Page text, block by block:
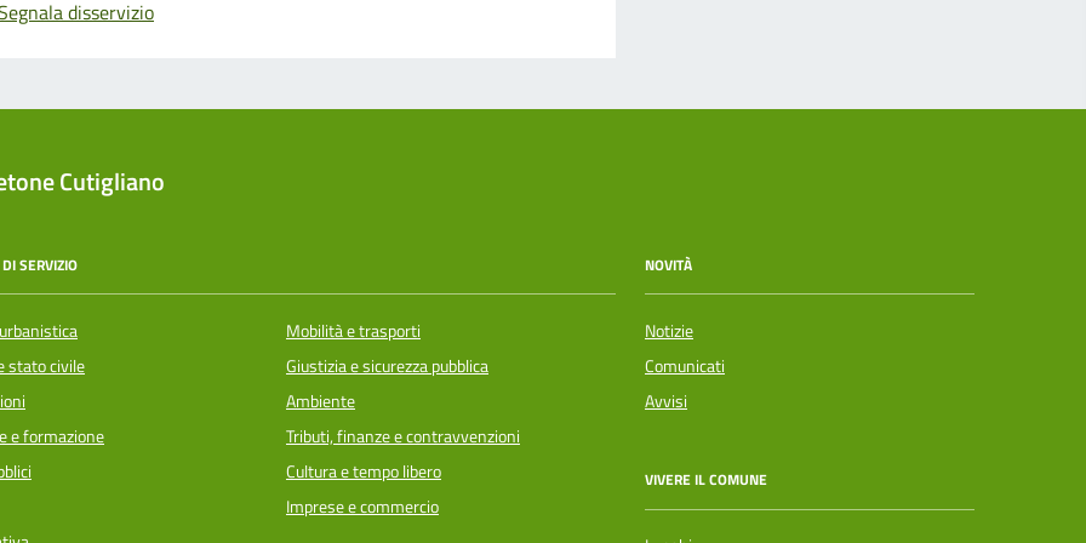
disservizio
Cutigliano
SERVIZIO
stato civile
e formazione
Mobilità e trasporti
Giustizia e sicurezza pubblica
Ambiente
Tributi, finanze e contravvenzioni
Cultura e tempo libero
Imprese e commercio
NOVITÀ
Notizie
Comunicati
Avvisi
VIVERE IL COMUNE